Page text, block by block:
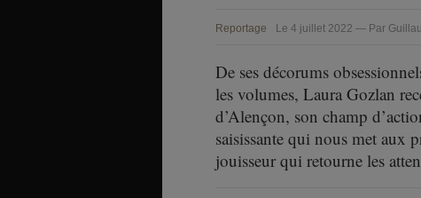
Reportage Le 4 juillet 2022 — Par
De ses décorums
les volumes, Laura Gozlan
d’Alençon, son champ
saisissante qui nous met aux
jouisseur qui retourne les